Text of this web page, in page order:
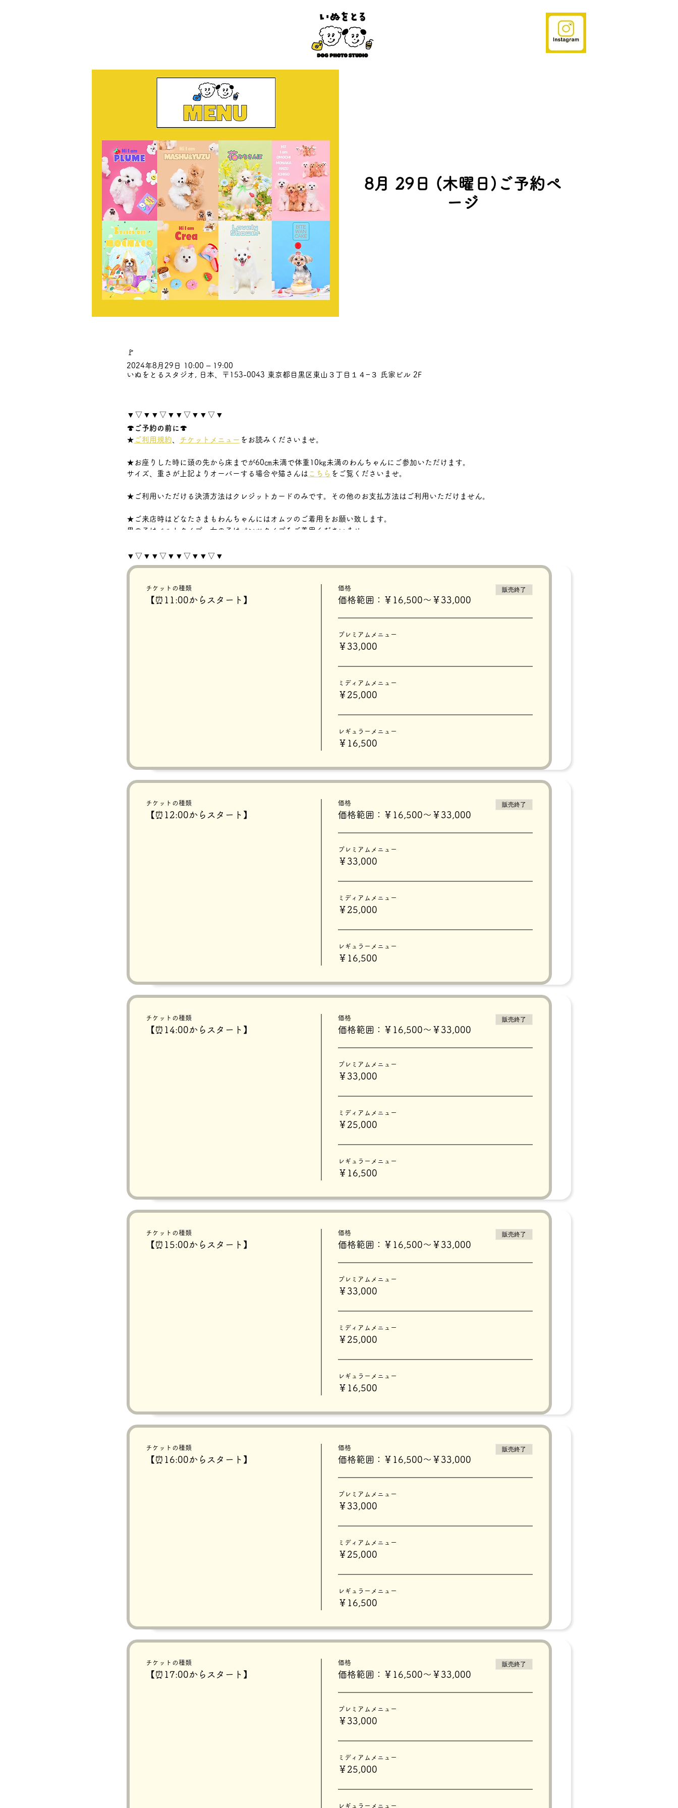
8月 29日 (木曜日)ご予約ペ
ージ
🚩
2024年8月29日 10:00 – 19:00
いぬをとるスタジオ, 日本、〒153-0043 東京都目黒区東山３丁目１４−３ 氏家ビル 2F
▼▽▼▼▽▼▼▽▼▼▽▼
🍄ご予約の前に🍄
★ ご利用規約 チケットメニュー をお読みくださいませ。
★お座りした時に頭の先から床までが60㎝未満で体重10㎏未満のわんちゃんにご参加いただけます。
サイズ、重さが上記よりオーバーする場合や猫さんは こちら をご覧くださいませ。
★ご利用いただける決済方法はクレジットカードのみです。その他のお支払方法はご利用いただけません。
★ご来店時はどなたさまもわんちゃんにはオムツのご着用をお願い致します。
男の子はベルトタイプ、女の子はパンツタイプをご着用くださいませ。
🍄ご予約の流れ🍄
①時間帯を選ぶ👆
ご希望の撮影開始時間の所までスクロールします。
メニューを選ぶ👆
ご希望の メニューの数量を＋１に する。チケット種別について、チケットメニューをお読みくださいませ。
オプションや多頭撮影の数量を＋１にする。オプションと多頭撮影は一番下に
システムの都合上、チケットをカートに入れた状態でページを離脱されますと、
▼▽▼▼▽▼▼▽▼▼▽▼
チケットの種類
【⏰11:00からスタート】
価格
価格範囲：￥16,500〜￥33,000
販売終了
プレミアムメニュー
￥33,000
ミディアムメニュー
￥25,000
レギュラーメニュー
￥16,500
チケットの種類
【⏰12:00からスタート】
価格
価格範囲：￥16,500〜￥33,000
販売終了
プレミアムメニュー
￥33,000
ミディアムメニュー
￥25,000
レギュラーメニュー
￥16,500
チケットの種類
【⏰14:00からスタート】
価格
価格範囲：￥16,500〜￥33,000
販売終了
プレミアムメニュー
￥33,000
ミディアムメニュー
￥25,000
レギュラーメニュー
￥16,500
チケットの種類
【⏰15:00からスタート】
価格
価格範囲：￥16,500〜￥33,000
販売終了
プレミアムメニュー
￥33,000
ミディアムメニュー
￥25,000
レギュラーメニュー
￥16,500
チケットの種類
【⏰16:00からスタート】
価格
価格範囲：￥16,500〜￥33,000
販売終了
プレミアムメニュー
￥33,000
ミディアムメニュー
￥25,000
レギュラーメニュー
￥16,500
チケットの種類
【⏰17:00からスタート】
価格
価格範囲：￥16,500〜￥33,000
販売終了
プレミアムメニュー
￥33,000
ミディアムメニュー
￥25,000
レギュラーメニュー